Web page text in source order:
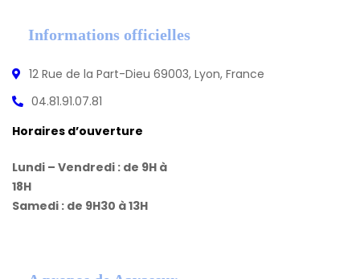
Informations officielles
12 Rue de la Part-Dieu 69003, Lyon, France
04.81.91.07.81
Horaires d’ouverture
Lundi – Vendredi : de 9H à
18H
Samedi : de 9H30 à 13H